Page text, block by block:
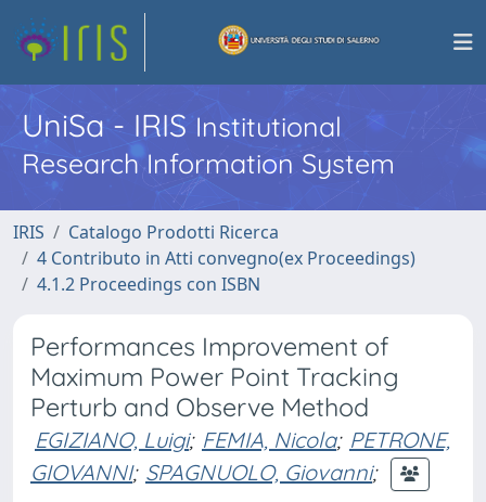
UniSa - IRISInstitutional
Research Information System
IRIS
Catalogo Prodotti Ricerca
4 Contributo in Atti convegno(ex Proceedings)
4.1.2 Proceedings con ISBN
Performances Improvement of
Maximum Power Point Tracking
Perturb and Observe Method
EGIZIANO, Luigi; FEMIA, Nicola; PETRONE,
GIOVANNI; SPAGNUOLO, Giovanni;